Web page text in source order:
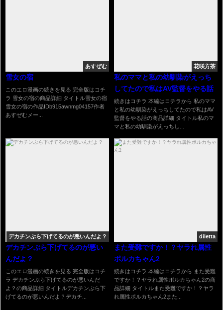
あすぜむ
雪女の宿
このエロ漫画の続きを見る 完全版はコチ
ラ 雪女の宿の商品詳細 タイトル雪女の宿
雪女の宿の作品IDb915awnmg04157作者
あすぜむメー...
花咲方茶
私のママと私の幼馴染がえっち
してたので私はAV監督をやる話
続きはコチラ 本編はコチラから 私のママ
と私の幼馴染がえっちしてたので私はAV
監督をやる話の商品詳細 タイトル私のマ
マと私の幼馴染がえっちし...
デカチンぶら下げてるのが悪いんだよ？
デカチンぶら下げてるのが悪い
んだよ？
このエロ漫画の続きを見る 完全版はコチ
ラ デカチンぶら下げてるのが悪いんだ
よ？の商品詳細 タイトルデカチンぶら下
げてるのが悪いんだよ？デカチ...
diletta
また受難ですか！？ヤラれ属性
ポルカちゃん2
続きはコチラ 本編はコチラから また受難
ですか！？ヤラれ属性ポルカちゃん2の商
品詳細 タイトルまた受難ですか！？ヤラ
れ属性ポルカちゃん2また...